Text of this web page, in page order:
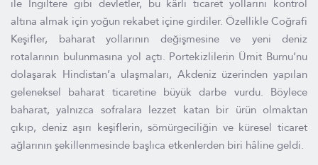
ile İngiltere gibi devletler, bu kârlı ticaret yollarını kontrol
altına almak için yoğun rekabet içine girdiler. Özellikle Coğrafi
Keşifler, baharat yollarının değişmesine ve yeni deniz
rotalarının bulunmasına yol açtı. Portekizlilerin Ümit Burnu’nu
dolaşarak Hindistan’a ulaşmaları, Akdeniz üzerinden yapılan
geleneksel baharat ticaretine büyük darbe vurdu. Böylece
baharat, yalnızca sofralara lezzet katan bir ürün olmaktan
çıkıp, deniz aşırı keşiflerin, sömürgeciliğin ve küresel ticaret
ağlarının şekillenmesinde başlıca etkenlerden biri hâline geldi.